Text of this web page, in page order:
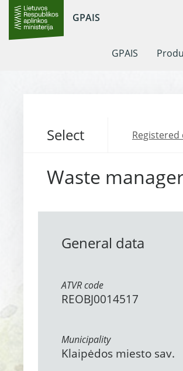
GPAIS
GPAIS
Select
Waste
General data
ATVR code
REOBJ0014517
Municipality
Klaipėdos miesto sav.